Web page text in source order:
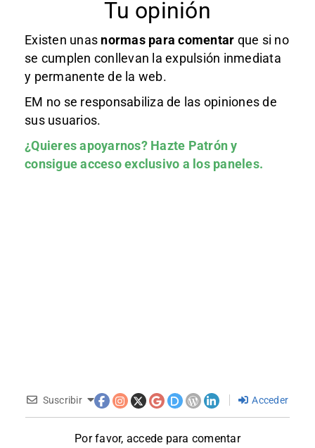
Tu opinión
Existen unas normas para comentar que si no
se cumplen conllevan la expulsión inmediata
y permanente de la web.
EM no se responsabiliza de las opiniones de
sus usuarios.
¿Quieres apoyarnos? Hazte Patróny
consigue acceso exclusivo a los paneles.
Suscribir Acceder
Por favor, accede para comentar